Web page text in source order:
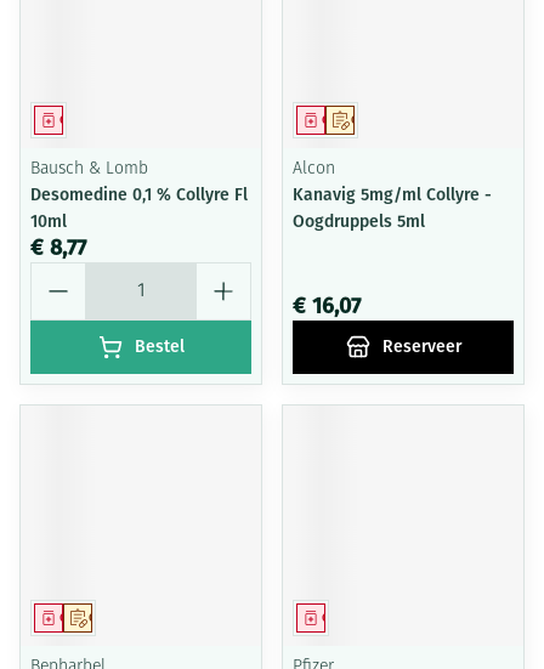
Geneesmiddel
Bausch & Lomb
Desomedine 0,1 % Collyre Fl
10ml
€ 8,77
Bestel
Op voorschrift
Geneesmiddel
Alcon
Kanavig 5mg/ml Collyre -
Oogdruppels 5ml
€ 16,07
Reserveer
Op voorschrift
Geneesmiddel Geneesmiddel